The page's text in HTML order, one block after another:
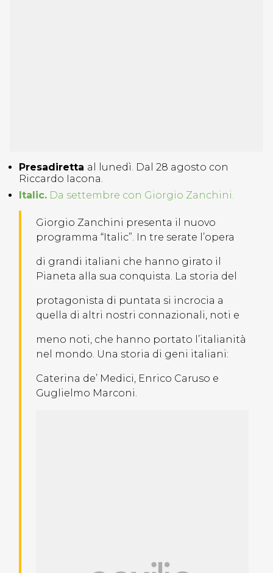
Presadiretta al lunedì. Dal 28 agosto con
Riccardo Iacona.
Italic. Da settembre con Giorgio Zanchini.
Giorgio Zanchini presenta il nuovo
programma “Italic”. In tre serate l’opera
di grandi italiani che hanno girato il
Pianeta alla sua conquista. La storia del
protagonista di puntata si incrocia a
quella di altri nostri connazionali, noti e
meno noti, che hanno portato l’italianità
nel mondo. Una storia di geni italiani:
Caterina de’ Medici, Enrico Caruso e
Guglielmo Marconi.